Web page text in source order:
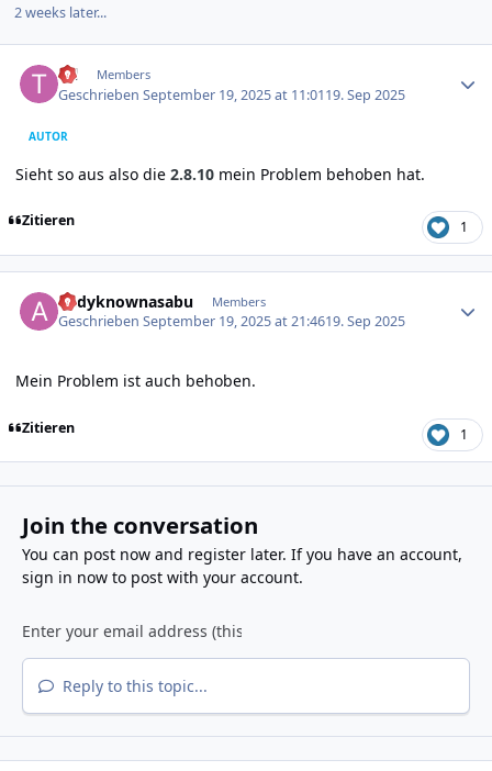
2 weeks later...
till Members
GeschriebenSeptember 19, 2025 at 11:0119. Sep 2025
AUTOR
Sieht so aus also die 2.8.10 mein Problem behoben hat.
Zitieren 1
andyknownasabu Members
GeschriebenSeptember 19, 2025 at 21:4619. Sep 2025
Mein Problem ist auch behoben.
Zitieren 1
Join the conversation
You can post now and register later. If you have an account,
sign in nowto post with your account.
Reply to this topic...